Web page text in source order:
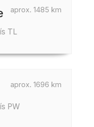
aprox. 1485 km
TL
aprox. 1696 km
PW